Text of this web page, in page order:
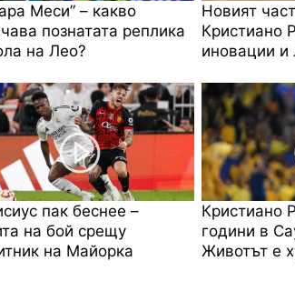
Меси” – какво
познатата реплика
на Лео?
Новият
Кристиано
иновации и
пак беснее –
на бой срещу
на Майорка
Кристиано
години в
Животът е